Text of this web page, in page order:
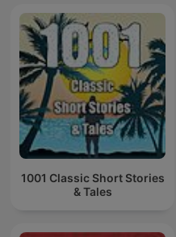
1001 Classic Short Stories
& Tales